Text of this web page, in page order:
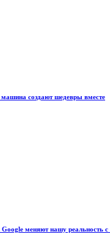
машина создают шедевры вместе
меняют нашу реальность